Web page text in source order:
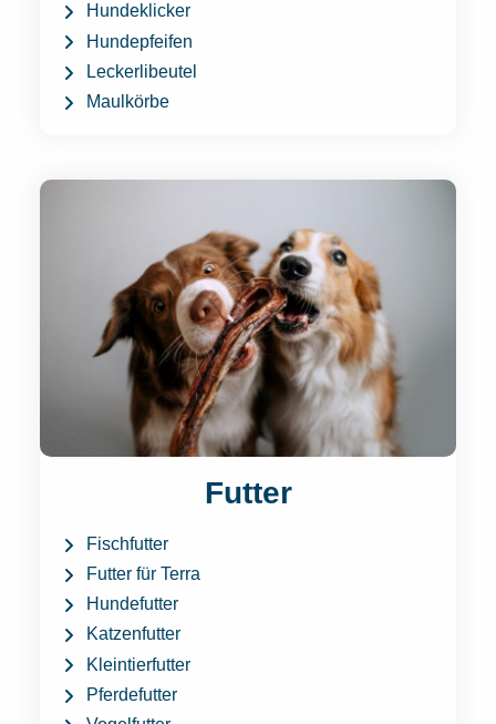
Hundeklicker
Hundepfeifen
Leckerlibeutel
Maulkörbe
Futter
Fischfutter
Futter für Terra
Hundefutter
Katzenfutter
Kleintierfutter
Pferdefutter